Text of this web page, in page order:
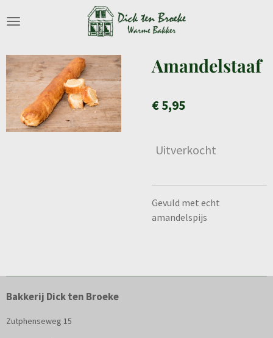
direct
de
hoofdinhoud
Amandelstaaf
€ 5,95
Uitverkocht
Gevuld met echt
amandelspijs
Bakkerij Dick ten Broeke
Zutphenseweg 15